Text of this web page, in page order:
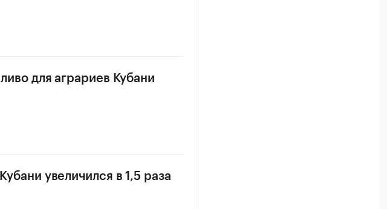
для аграриев Кубани
увеличился в 1,5 раза